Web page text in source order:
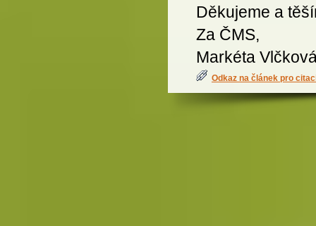
Děkujeme a
Za ČMS,
Markéta
Odkaz na článek pro